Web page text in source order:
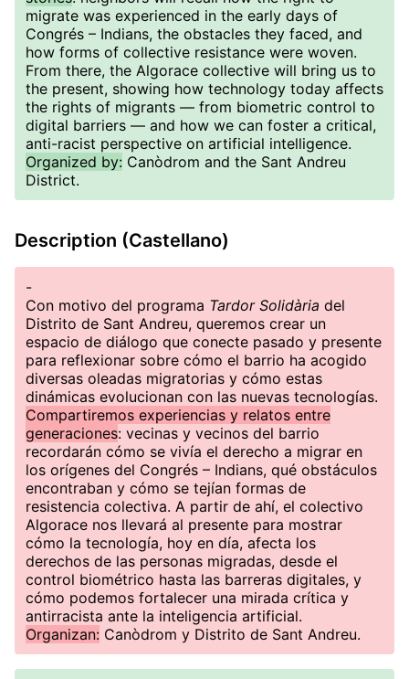
migrate was experienced in the early days of
Congrés – Indians, the obstacles they faced, and
how forms of collective resistance were woven.
From there, the Algorace collective will bring us to
the present, showing how technology today affects
the rights of migrants — from biometric control to
digital barriers — and how we can foster a critical,
anti-racist perspective on artificial intelligence.
Organized by: Canòdrom and the Sant Andreu
District.
Description (Castellano)
-
Con motivo del programa Tardor Solidària del
Distrito de Sant Andreu, queremos crear un
espacio de diálogo que conecte pasado y presente
para reflexionar sobre cómo el barrio ha acogido
diversas oleadas migratorias y cómo estas
dinámicas evolucionan con las nuevas tecnologías.
Compartiremos experiencias y relatos entre
generaciones: vecinas y vecinos del barrio
recordarán cómo se vivía el derecho a migrar en
los orígenes del Congrés – Indians, qué obstáculos
encontraban y cómo se tejían formas de
resistencia colectiva. A partir de ahí, el colectivo
Algorace nos llevará al presente para mostrar
cómo la tecnología, hoy en día, afecta los
derechos de las personas migradas, desde el
control biométrico hasta las barreras digitales, y
cómo podemos fortalecer una mirada crítica y
antirracista ante la inteligencia artificial.
Organizan: Canòdrom y Distrito de Sant Andreu.